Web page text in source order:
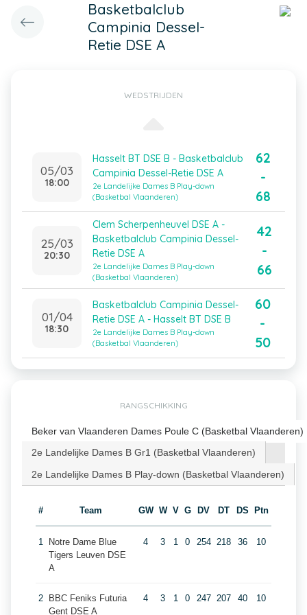
Basketbalclub
Campinia Dessel-
Retie DSE A
WEDSTRIJDEN
05/03
18:00
Hasselt BT DSE B - Basketbalclub
Campinia Dessel-Retie DSE A
2e Landelijke Dames B Play-down
(Basketbal Vlaanderen)
62
-
68
25/03
20:30
Clem Scherpenheuvel DSE A -
Basketbalclub Campinia Dessel-
Retie DSE A
2e Landelijke Dames B Play-down
(Basketbal Vlaanderen)
42
-
66
01/04
18:30
Basketbalclub Campinia Dessel-
Retie DSE A - Hasselt BT DSE B
2e Landelijke Dames B Play-down
(Basketbal Vlaanderen)
60
-
50
RANGSCHIKKING
Beker van Vlaanderen Dames Poule C (Basketbal Vlaanderen)
2e Landelijke Dames B Gr1 (Basketbal Vlaanderen)
2e Landelijke Dames B Play-down (Basketbal Vlaanderen)
# Team GW W V G DV DT DS Ptn
1
Notre Dame Blue
Tigers Leuven DSE
A
4 3 1 0 254 218 36 10
2
BBC Feniks Futuria
Gent DSE A
4 3 1 0 247 207 40 10